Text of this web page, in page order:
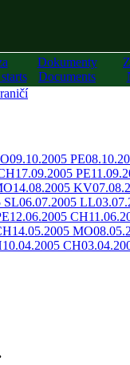
Dokumenty
Documents
09.10.2005 PE
17.09.2005 PE
14.08.2005 KV
SL06.07.2005 LL
12.06.2005 CH
14.05.2005 MO
10.04.2005 CH